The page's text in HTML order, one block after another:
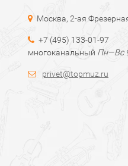
Москва, 2-ая
+7 (495) 133-01-97
многоканальный Пн—Вс
privet@topmuz.ru